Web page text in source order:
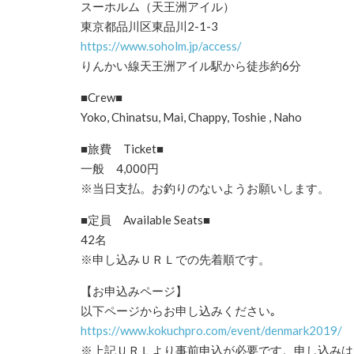
スーホルム（天王洲アイル）
東京都品川区東品川2-1-3
https://www.soholm.jp/access/
りんかい線天王洲アイル駅から徒歩約6分
■Crew■
Yoko, Chinatsu, Mai, Chappy, Toshie , Naho
■旅費 Ticket■
一般 4,000円
※当日支払。お釣りのないようお願いします。
■定員 Available Seats■
42名
※申し込みＵＲＬでの先着順です。
【お申込みページ】
以下ページからお申し込みください｡
https://www.kokuchpro.com/event/denmark2019/
※上記ＵＲＬより事前申込が必要です。申し込みは